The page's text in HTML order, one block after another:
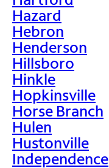
Hazard
Hebron
Henderson
Hillsboro
Hinkle
Hopkinsville
Horse Branch
Hulen
Hustonville
Independence